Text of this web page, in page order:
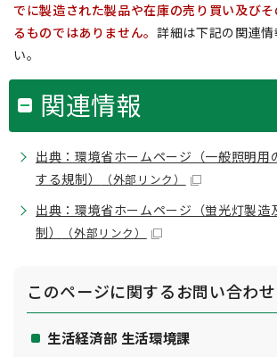
でに製造された製品や在庫の売り買い及び
るものではありません。詳細は下記の関連
い。
関連情報
出典：環境省ホームページ（一般照明用
する規制）
（外部リンク）
出典：環境省ホームページ（蛍光灯製造
制）
（外部リンク）
このページに関するお問い合わせ
生活経済部 生活環境課